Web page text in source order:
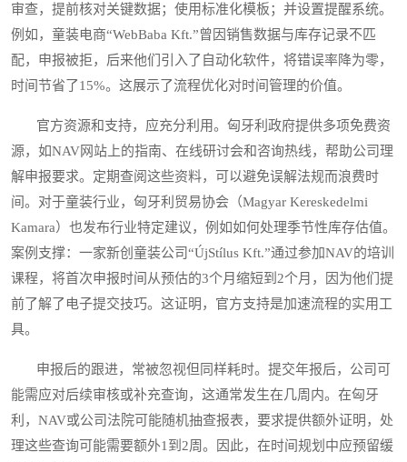
审查，提前核对关键数据；使用标准化模板；并设置提醒系统。
例如，童装电商“WebBaba Kft.”曾因销售数据与库存记录不匹
配，申报被拒，后来他们引入了自动化软件，将错误率降为零，
时间节省了15%。这展示了流程优化对时间管理的价值。
官方资源和支持，应充分利用。匈牙利政府提供多项免费资
源，如NAV网站上的指南、在线研讨会和咨询热线，帮助公司理
解申报要求。定期查阅这些资料，可以避免误解法规而浪费时
间。对于童装行业，匈牙利贸易协会（Magyar Kereskedelmi
Kamara）也发布行业特定建议，例如如何处理季节性库存估值。
案例支撑：一家新创童装公司“ÚjStílus Kft.”通过参加NAV的培训
课程，将首次申报时间从预估的3个月缩短到2个月，因为他们提
前了解了电子提交技巧。这证明，官方支持是加速流程的实用工
具。
申报后的跟进，常被忽视但同样耗时。提交年报后，公司可
能需应对后续审核或补充查询，这通常发生在几周内。在匈牙
利，NAV或公司法院可能随机抽查报表，要求提供额外证明，处
理这些查询可能需要额外1到2周。因此，在时间规划中应预留缓